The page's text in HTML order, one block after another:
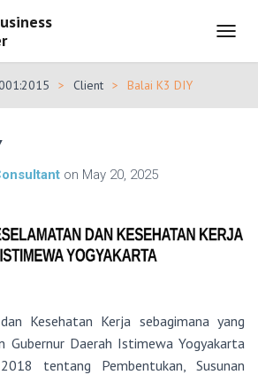
O
L
A
Client Balai K3 DIY
on May 20, 2025
Kesehatan Kerja sebagimana yang
Gubernur Daerah Istimewa Yogyakarta
tentang Pembentukan, Susunan